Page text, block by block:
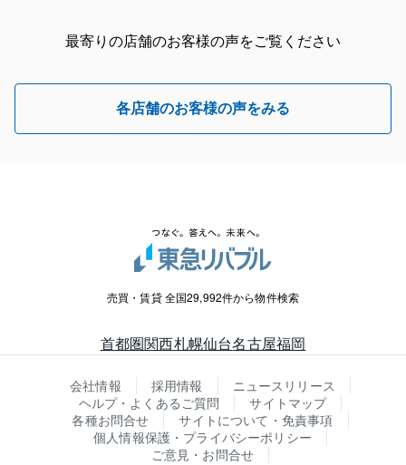
最寄りの店舗のお客様の声をご覧ください
各店舗のお客様の声をみる
売買・賃貸 全国29,992件から物件検索
首都圏関西札幌仙台名古屋福岡
会社情報 採用情報
ニュースリリース
ヘルプ・よくあるご質問
サイトマップ
各種お問合せ
サイトについて・免責事項
個人情報保護・プライバシーポリシー
ご意見・お問合せ